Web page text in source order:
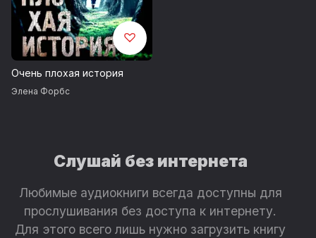
Очень плохая история
Элена Форбс
Слушай без интернета
Любимые аудиокниги всегда доступны для
прослушивания без доступа к интернету.
Для этого всего лишь нужно загрузить книгу